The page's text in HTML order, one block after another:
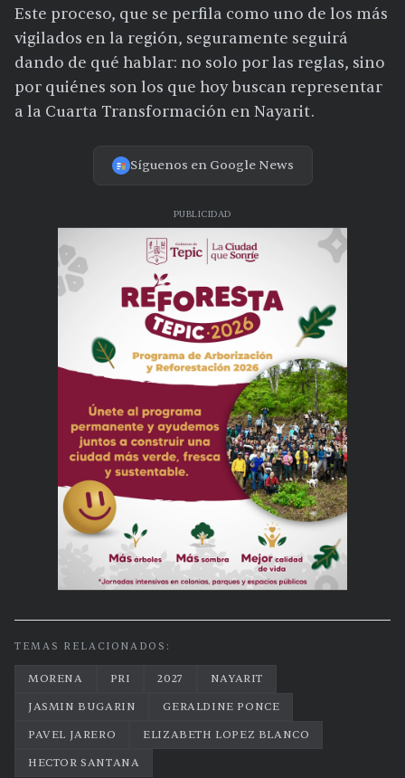
Este proceso, que se perfila como uno de los más
vigilados en la región, seguramente seguirá
dando de qué hablar: no solo por las reglas, sino
por quiénes son los que hoy buscan representar
a la Cuarta Transformación en Nayarit.
Síguenos en Google News
PUBLICIDAD
TEMAS RELACIONADOS:
MORENA PRI 2027
NAYARIT
JASMIN BUGARIN
GERALDINE PONCE
PAVEL JARERO
ELIZABETH LOPEZ BLANCO
HECTOR SANTANA